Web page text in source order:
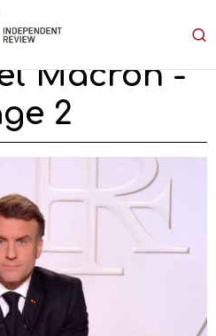
Macron-
2